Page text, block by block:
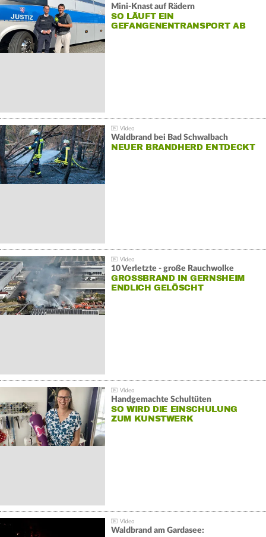
Mini-Knast auf Rädern
SO LÄUFT EIN
GEFANGENENTRANSPORT AB
Waldbrand bei Bad Schwalbach
NEUER BRANDHERD ENTDECKT
10 Verletzte - große Rauchwolke
GROSSBRAND IN GERNSHEIM E
NDLICH GELÖSCHT
Handgemachte Schultüten
SO WIRD DIE EINSCHULUNG
ZUM KUNSTWERK
Waldbrand am Gardasee: